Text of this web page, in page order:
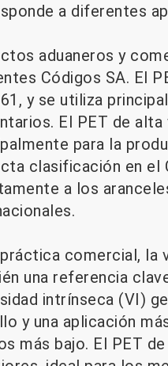
a diferentes
aduaneros y
Códigos SA. El
y se utiliza
El PET de
para la
clasificación en el
a los
práctica comercial, la
una referencia
intrínseca (VI)
y una aplicación
más bajo. El PET